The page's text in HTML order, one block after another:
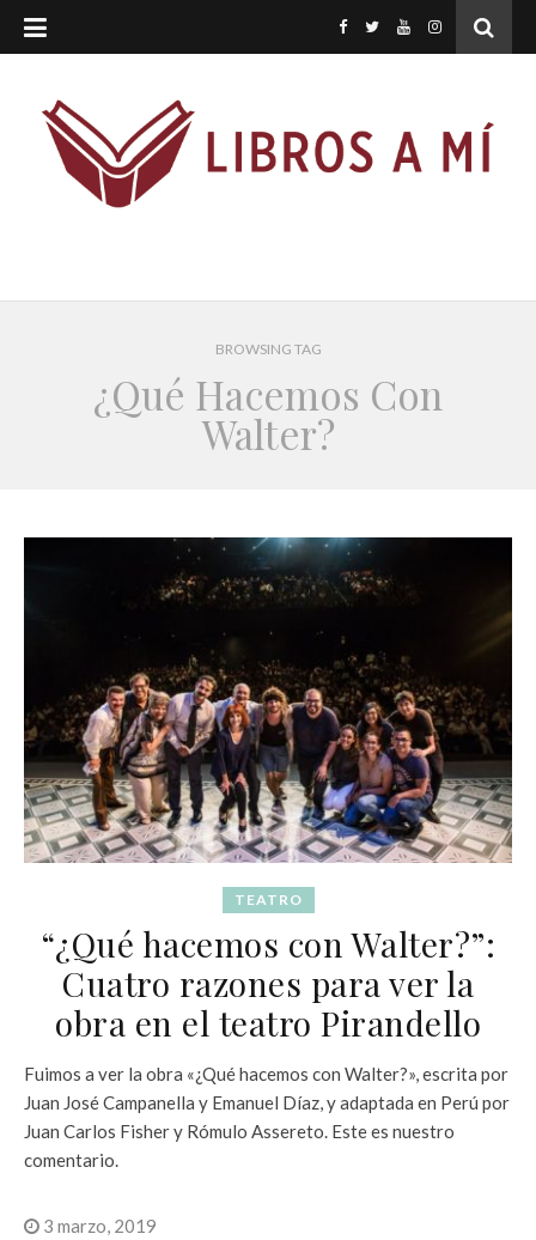
BROWSING TAG
¿Qué Hacemos Con
Walter?
TEATRO
“¿Qué hacemos con Walter?”:
Cuatro razones para ver la
obra en el teatro Pirandello
Fuimos a ver la obra «¿Qué hacemos con Walter?», escrita por
Juan José Campanella y Emanuel Díaz, y adaptada en Perú por
Juan Carlos Fisher y Rómulo Assereto. Este es nuestro
comentario.
3 marzo, 2019